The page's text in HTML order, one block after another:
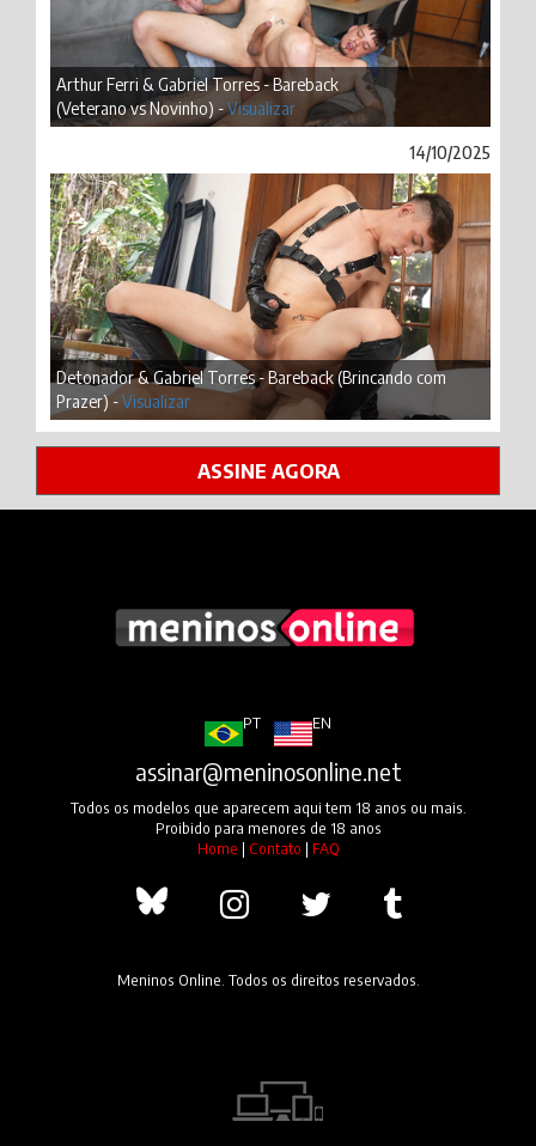
Arthur Ferri & Gabriel Torres - Bareback
(Veterano vs Novinho) -Visualizar
14/10/2025
Detonador & Gabriel Torres - Bareback (Brincando com
Prazer) -Visualizar
ASSINE AGORA
PT EN
assinar@meninosonline.net
Todos os modelos que aparecem aqui tem 18 anos ou mais.
Proibido para menores de 18 anos
Home | Contato | FAQ
Meninos Online. Todos os direitos reservados.